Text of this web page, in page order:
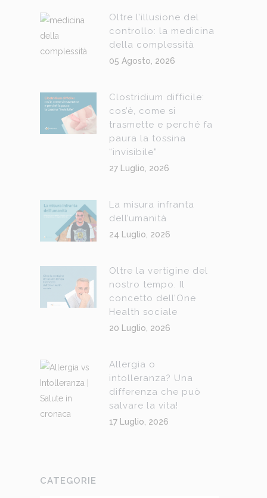
Oltre l’illusione del
controllo: la medicina
della complessità
05 Agosto, 2026
Clostridium difficile:
cos’è, come si
trasmette e perché fa
paura la tossina
“invisibile”
27 Luglio, 2026
La misura infranta
dell’umanità
24 Luglio, 2026
Oltre la vertigine del
nostro tempo. Il
concetto dell’One
Health sociale
20 Luglio, 2026
Allergia o
intolleranza? Una
differenza che può
salvare la vita!
17 Luglio, 2026
CATEGORIE